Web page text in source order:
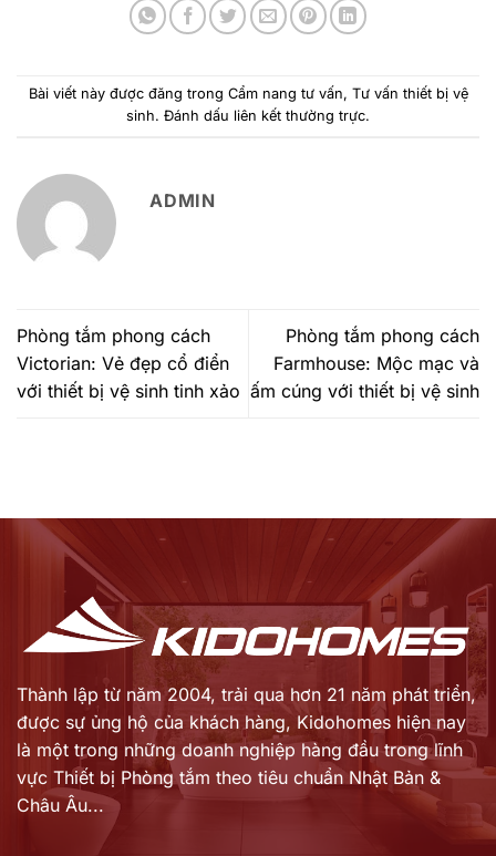
Bài viết này được đăng trong Cẩm nang tư vấn, Tư vấn thiết bị vệ
sinh. Đánh dấu liên kết thường trực.
ADMIN
Phòng tắm phong cách
Victorian: Vẻ đẹp cổ điển
với thiết bị vệ sinh tinh xảo
Phòng tắm phong cách
Farmhouse: Mộc mạc và
ấm cúng với thiết bị vệ sinh
Thành lập từ năm 2004, trải qua hơn 21 năm phát triển,
được sự ủng hộ của khách hàng, Kidohomes hiện nay
là một trong những doanh nghiệp hàng đầu trong lĩnh
vực Thiết bị Phòng tắm theo tiêu chuẩn Nhật Bản &
Châu Âu...